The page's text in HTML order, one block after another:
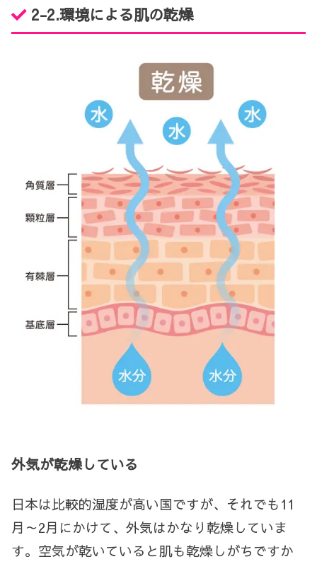
2-2.環境による肌の乾燥
外気が乾燥している
日本は比較的湿度が高い国ですが、それでも11
月～2月にかけて、外気はかなり乾燥していま
す。空気が乾いていると肌も乾燥しがちですか